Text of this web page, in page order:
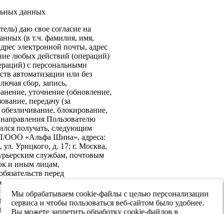
данных
даю свое согласие на
(в т.ч. фамилия, имя,
электронной почты, адрес
любых действий (операций)
с персональными
автоматизации или без
сбор, запись,
уточнение (обновление,
передачу (за
блокирование,
Пользователю
получать, следующим
ООО «Альфа Шина», адреса:
Урицкого, д. 17; г. Москва,
службам, почтовым
и иным лицам,
перед
на передачу в
информационной
данных третьим
реализации целей,
Мы обрабатываем cookie-файлы с целью персонализации
сервиса и чтобы пользоваться веб-сайтом было удобнее.
Вы можете запретить обработку cookie-файлов в